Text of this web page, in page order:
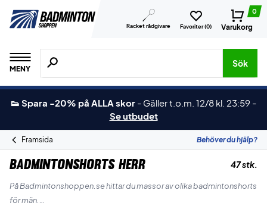
Racket rådgivare Favoriter (0)
0
Varukorg
MENY
Sök efter produkter, märken osv.
Sök
👟 Spara -20% på ALLA skor - Gäller t.o.m. 12/8 kl. 23:59 -
Se utbudet
Framsida Behöver du hjälp?
Badmintonshorts Herr 47 stk.
På Badmintonshoppen.se hittar du massor av olika badmintonshorts
för män.